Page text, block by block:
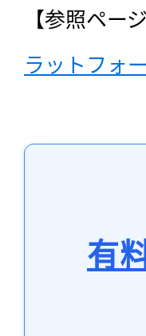
【参照ページ
ラットフォ
有